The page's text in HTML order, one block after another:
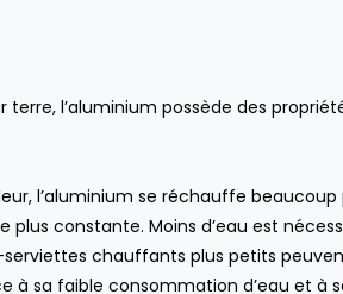
terre, l’aluminium possède des
l’aluminium se réchauffe
constante. Moins d’eau est
chauffants plus petits
à sa faible consommation d’eau et à